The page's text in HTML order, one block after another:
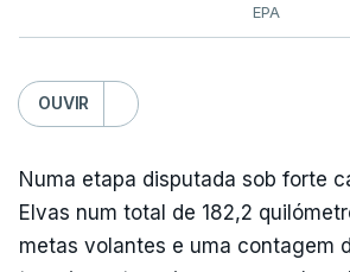
EPA
OUVIR
Numa etapa disputada sob forte
Elvas num total de 182,2
metas volantes e uma contagem